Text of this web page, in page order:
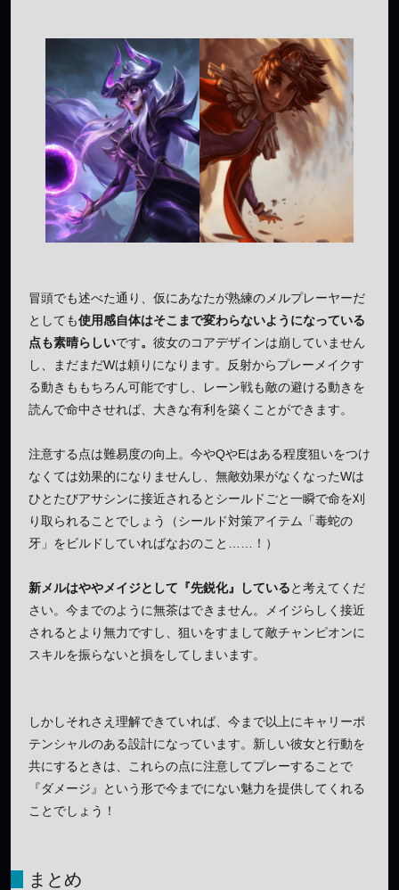
冒頭でも述べた通り、仮にあなたが熟練のメルプレーヤーだ
としても使用感自体はそこまで変わらないようになっている
点も素晴らしいです。 彼女のコアデザインは崩していません
し、まだまだWは頼りになります。反射からプレーメイクす
る動きももちろん可能ですし、レーン戦も敵の避ける動きを
読んで命中させれば、大きな有利を築くことができます。
注意する点は難易度の向上。今やQやEはある程度狙いをつけ
なくては効果的になりませんし、無敵効果がなくなったWは
ひとたびアサシンに接近されるとシールドごと一瞬で命を刈
り取られることでしょう（シールド対策アイテム「毒蛇の
牙」をビルドしていればなおのこと……！）
新メルはややメイジとして『先鋭化』していると考えてくだ
さい。今までのように無茶はできません。メイジらしく接近
されるとより無力ですし、狙いをすまして敵チャンピオンに
スキルを振らないと損をしてしまいます。
しかしそれさえ理解できていれば、今まで以上にキャリーポ
テンシャルのある設計になっています。新しい彼女と行動を
共にするときは、これらの点に注意してプレーすることで
『ダメージ』という形で今までにない魅力を提供してくれる
ことでしょう！
まとめ